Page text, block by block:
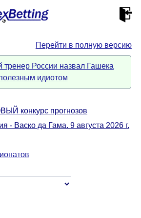
Перейти в полную версию
России назвал Гашека
идиотом
конкурс прогнозов
- Васко да Гама. 9 августа 2026 г.